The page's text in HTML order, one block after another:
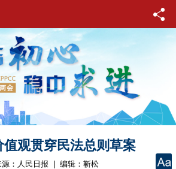
观贯穿民法总则草案
： 人民日报 | 编辑：靳松